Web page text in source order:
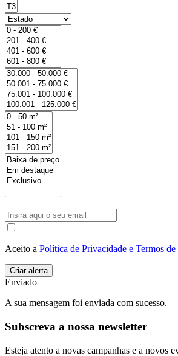
Aceito a Política de Privacidade e Termos
Enviado
A sua mensagem foi enviada com sucesso.
Subscreva a nossa newsletter
Esteja atento a novas campanhas e a novos